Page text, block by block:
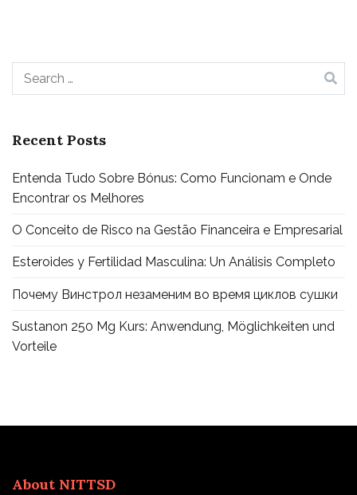
Recent Posts
Entenda Tudo Sobre Bónus: Como Funcionam e Onde
Encontrar os Melhores
O Conceito de Risco na Gestão Financeira e Empresarial
Esteroides y Fertilidad Masculina: Un Análisis Completo
Почему Винстрол незаменим во время циклов сушки
Sustanon 250 Mg Kurs: Anwendung, Möglichkeiten und
Vorteile
About NITTSD